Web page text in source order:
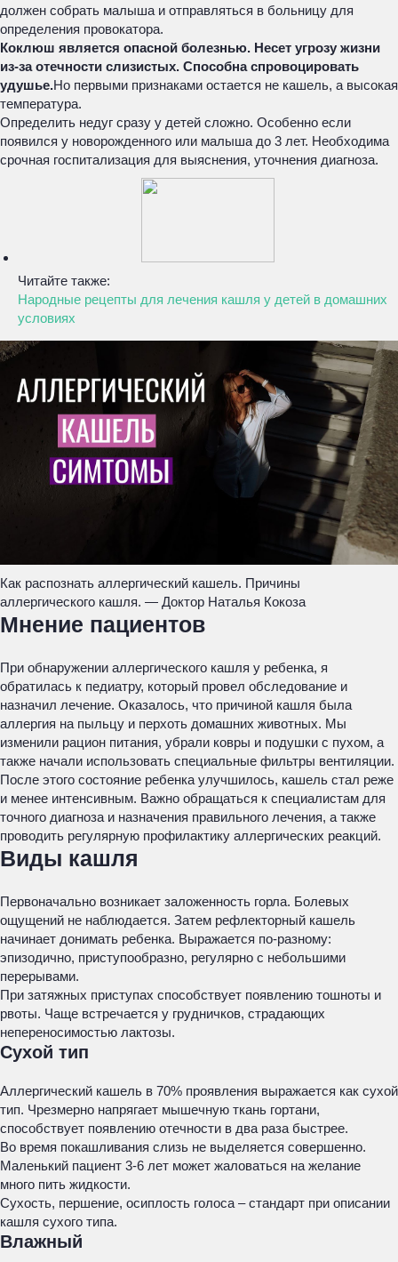
должен собрать малыша и отправляться в больницу для
определения провокатора.
Коклюш является опасной болезнью. Несет угрозу жизни
из-за отечности слизистых. Способна спровоцировать
удушье.Но первыми признаками остается не кашель, а высокая
температура.
Определить недуг сразу у детей сложно. Особенно если
появился у новорожденного или малыша до 3 лет. Необходима
срочная госпитализация для выяснения, уточнения диагноза.
Читайте также:
Народные рецепты для лечения кашля у детей в домашних
условиях
Как распознать аллергический кашель. Причины
аллергического кашля. — Доктор Наталья Кокоза
Мнение пациентов
При обнаружении аллергического кашля у ребенка, я
обратилась к педиатру, который провел обследование и
назначил лечение. Оказалось, что причиной кашля была
аллергия на пыльцу и перхоть домашних животных. Мы
изменили рацион питания, убрали ковры и подушки с пухом, а
также начали использовать специальные фильтры вентиляции.
После этого состояние ребенка улучшилось, кашель стал реже
и менее интенсивным. Важно обращаться к специалистам для
точного диагноза и назначения правильного лечения, а также
проводить регулярную профилактику аллергических реакций.
Виды кашля
Первоначально возникает заложенность горла. Болевых
ощущений не наблюдается. Затем рефлекторный кашель
начинает донимать ребенка. Выражается по-разному:
эпизодично, приступообразно, регулярно с небольшими
перерывами.
При затяжных приступах способствует появлению тошноты и
рвоты. Чаще встречается у грудничков, страдающих
непереносимостью лактозы.
Сухой тип
Аллергический кашель в 70% проявления выражается как сухой
тип. Чрезмерно напрягает мышечную ткань гортани,
способствует появлению отечности в два раза быстрее.
Во время покашливания слизь не выделяется совершенно.
Маленький пациент 3-6 лет может жаловаться на желание
много пить жидкости.
Сухость, першение, осиплость голоса – стандарт при описании
кашля сухого типа.
Влажный